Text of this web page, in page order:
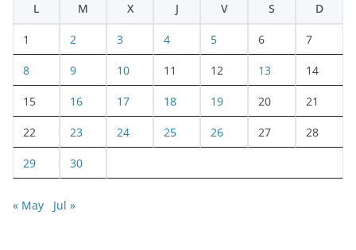
L
M X J V S D
1 2 3 4 5 6 7
8 9 10 11 12 13 14
15 16 17 18 19 20 21
22 23 24 25 26 27 28
29 30
« May Jul »